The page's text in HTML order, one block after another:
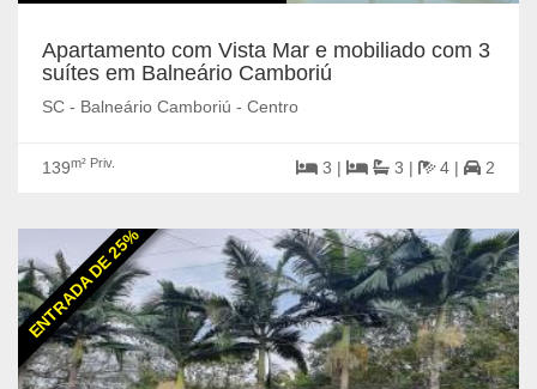
Apartamento com Vista Mar e mobiliado com 3
suítes em Balneário Camboriú
SC - Balneário Camboriú - Centro
139m² Priv. 3 | 3 | 4 | 2
ENTRADA DE 25%